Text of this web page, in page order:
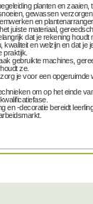
planten en zaaien,
gewassen
en
juiste materiaal,
dat je rekening houdt
kwaliteit en welzijn en dat
praktijk.
gebruiktemachines,
ze.
je voor een opgeruimde
om op het einde
en -decoratie bereidt